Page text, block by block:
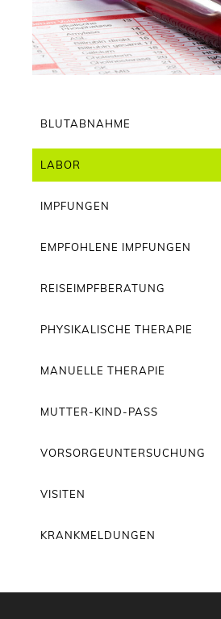
BLUTABNAHME
LABOR
IMPFUNGEN
EMPFOHLENE IMPFUNGEN
REISEIMPFBERATUNG
PHYSIKALISCHE THERAPIE
MANUELLE THERAPIE
MUTTER-KIND-PASS
VORSORGEUNTERSUCHUNG
VISITEN
KRANKMELDUNGEN